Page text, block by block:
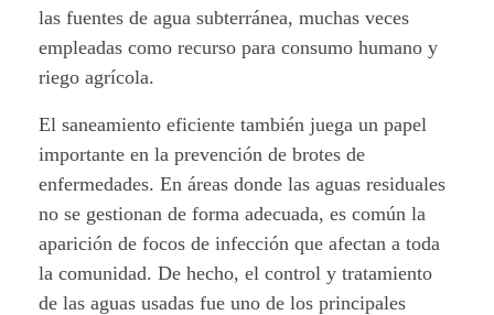
las fuentes de agua subterránea, muchas veces
empleadas como recurso para consumo humano y
riego agrícola.
El saneamiento eficiente también juega un papel
importante en la prevención de brotes de
enfermedades. En áreas donde las aguas residuales
no se gestionan de forma adecuada, es común la
aparición de focos de infección que afectan a toda
la comunidad. De hecho, el control y tratamiento
de las aguas usadas fue uno de los principales